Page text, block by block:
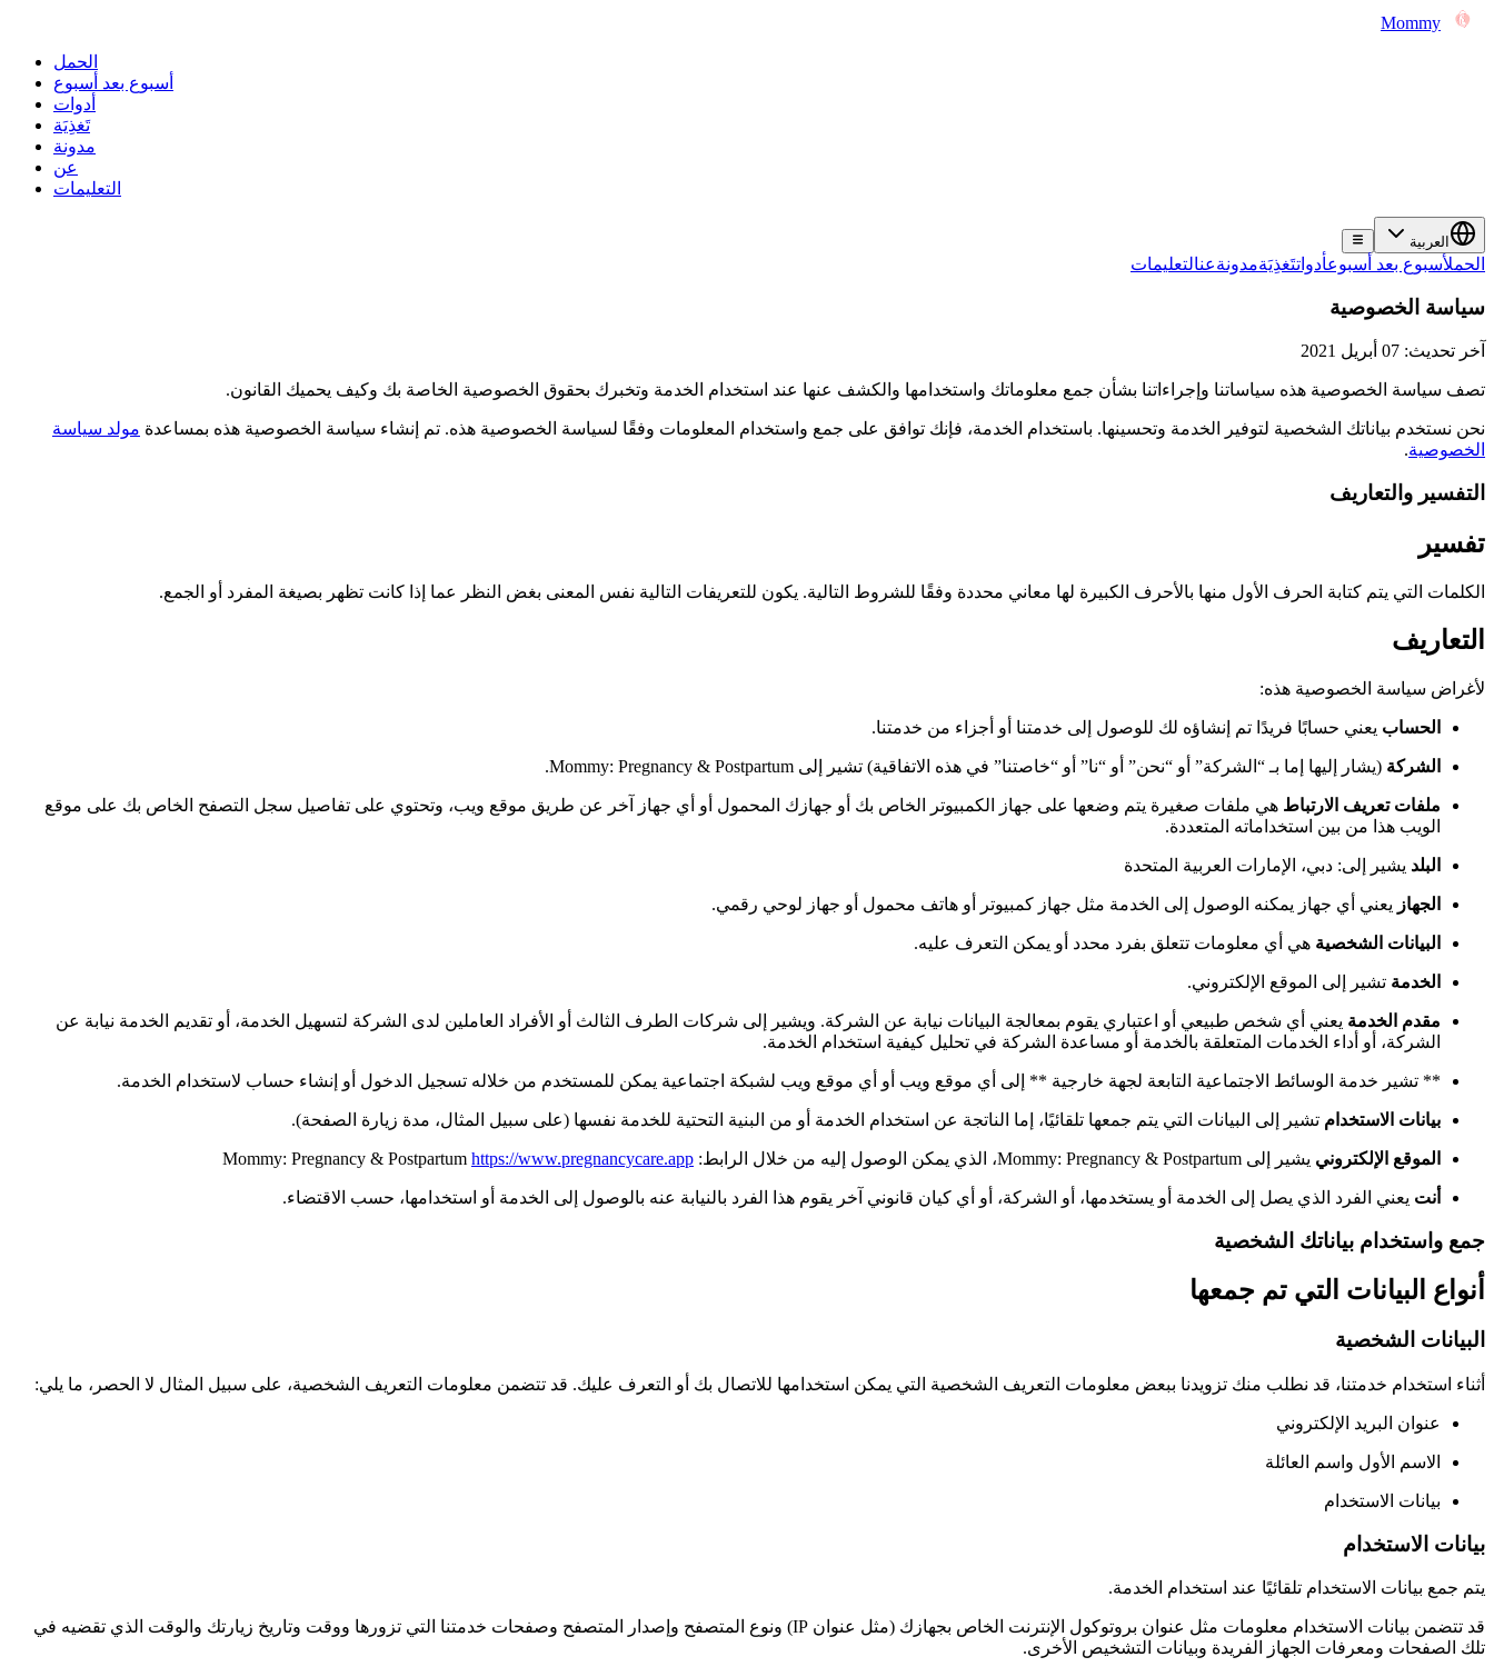
Mommy
الحمل
أسبوع بعد أسبوع
أدوات
تَغذِيَة
مدونة
عن
التعليمات
العربية
الحملأسبوع بعد أسبوعأدواتتَغذِيَةمدونةعنالتعليمات
سياسة الخصوصية
آخر تحديث: 07 أبريل 2021
تصف سياسة الخصوصية هذه سياساتنا وإجراءاتنا بشأن جمع معلوماتك واستخدامها والكشف عنها عند استخدام الخدمة وتخبرك بحقوق الخصوصية الخاصة بك وكيف يحميك القانون.
نحن نستخدم بياناتك الشخصية لتوفير الخدمة وتحسينها. باستخدام الخدمة، فإنك توافق على جمع واستخدام المعلومات وفقًا لسياسة الخصوصية هذه. تم إنشاء سياسة الخصوصية هذه بمساعدة مولد سياسة
الخصوصية.
التفسير والتعاريف
تفسير
الكلمات التي يتم كتابة الحرف الأول منها بالأحرف الكبيرة لها معاني محددة وفقًا للشروط التالية. يكون للتعريفات التالية نفس المعنى بغض النظر عما إذا كانت تظهر بصيغة المفرد أو الجمع.
التعاريف
لأغراض سياسة الخصوصية هذه:
الحساب يعني حسابًا فريدًا تم إنشاؤه لك للوصول إلى خدمتنا أو أجزاء من خدمتنا.
الشركة (يشار إليها إما بـ “الشركة” أو “نحن” أو “نا” أو “خاصتنا” في هذه الاتفاقية) تشير إلى Mommy: Pregnancy & Postpartum.
ملفات تعريف الارتباط هي ملفات صغيرة يتم وضعها على جهاز الكمبيوتر الخاص بك أو جهازك المحمول أو أي جهاز آخر عن طريق موقع ويب، وتحتوي على تفاصيل سجل التصفح الخاص بك على موقع
الويب هذا من بين استخداماته المتعددة.
البلد يشير إلى: دبي، الإمارات العربية المتحدة
الجهاز يعني أي جهاز يمكنه الوصول إلى الخدمة مثل جهاز كمبيوتر أو هاتف محمول أو جهاز لوحي رقمي.
البيانات الشخصية هي أي معلومات تتعلق بفرد محدد أو يمكن التعرف عليه.
الخدمة تشير إلى الموقع الإلكتروني.
مقدم الخدمة يعني أي شخص طبيعي أو اعتباري يقوم بمعالجة البيانات نيابة عن الشركة. ويشير إلى شركات الطرف الثالث أو الأفراد العاملين لدى الشركة لتسهيل الخدمة، أو تقديم الخدمة نيابة عن
الشركة، أو أداء الخدمات المتعلقة بالخدمة أو مساعدة الشركة في تحليل كيفية استخدام الخدمة.
** تشير خدمة الوسائط الاجتماعية التابعة لجهة خارجية ** إلى أي موقع ويب أو أي موقع ويب لشبكة اجتماعية يمكن للمستخدم من خلاله تسجيل الدخول أو إنشاء حساب لاستخدام الخدمة.
بيانات الاستخدام تشير إلى البيانات التي يتم جمعها تلقائيًا، إما الناتجة عن استخدام الخدمة أو من البنية التحتية للخدمة نفسها (على سبيل المثال، مدة زيارة الصفحة).
الموقع الإلكتروني يشير إلى Mommy: Pregnancy & Postpartum، الذي يمكن الوصول إليه من خلال الرابط: Mommy: Pregnancy & Postpartum https://www.pregnancycare.app
أنت يعني الفرد الذي يصل إلى الخدمة أو يستخدمها، أو الشركة، أو أي كيان قانوني آخر يقوم هذا الفرد بالنيابة عنه بالوصول إلى الخدمة أو استخدامها، حسب الاقتضاء.
جمع واستخدام بياناتك الشخصية
أنواع البيانات التي تم جمعها
البيانات الشخصية
أثناء استخدام خدمتنا، قد نطلب منك تزويدنا ببعض معلومات التعريف الشخصية التي يمكن استخدامها للاتصال بك أو التعرف عليك. قد تتضمن معلومات التعريف الشخصية، على سبيل المثال لا الحصر، ما يلي:
عنوان البريد الإلكتروني
الاسم الأول واسم العائلة
بيانات الاستخدام
بيانات الاستخدام
يتم جمع بيانات الاستخدام تلقائيًا عند استخدام الخدمة.
قد تتضمن بيانات الاستخدام معلومات مثل عنوان بروتوكول الإنترنت الخاص بجهازك (مثل عنوان IP) ونوع المتصفح وإصدار المتصفح وصفحات خدمتنا التي تزورها ووقت وتاريخ زيارتك والوقت الذي تقضيه في
تلك الصفحات ومعرفات الجهاز الفريدة وبيانات التشخيص الأخرى.